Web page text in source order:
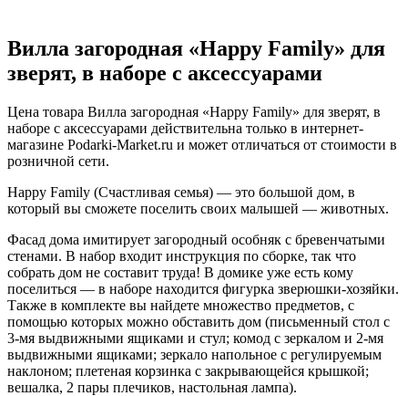
Вилла загородная «Happy Family» для
зверят, в наборе с аксессуарами
Цена товара Вилла загородная «Happy Family» для зверят, в
наборе с аксессуарами действительна только в интернет-
магазине Podarki-Market.ru и может отличаться от стоимости в
розничной сети.
Happy Family (Счастливая семья) — это большой дом, в
который вы сможете поселить своих малышей — животных.
Фасад дома имитирует загородный особняк с бревенчатыми
стенами. В набор входит инструкция по сборке, так что
собрать дом не составит труда! В домике уже есть кому
поселиться — в наборе находится фигурка зверюшки-хозяйки.
Также в комплекте вы найдете множество предметов, с
помощью которых можно обставить дом (письменный стол с
3-мя выдвижными ящиками и стул; комод с зеркалом и 2-мя
выдвижными ящиками; зеркало напольное с регулируемым
наклоном; плетеная корзинка с закрывающейся крышкой;
вешалка, 2 пары плечиков, настольная лампа).